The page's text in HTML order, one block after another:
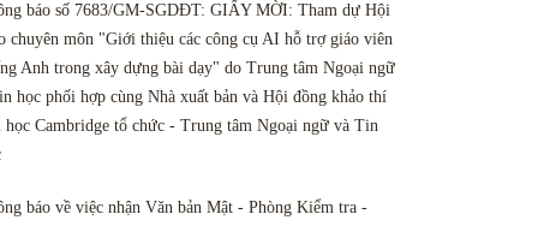
báo số 7683/GM-SGDĐT: GIẤY MỜI: Tham dự Hội
chuyên môn "Giới thiệu các công cụ AI hỗ trợ giáo viên
Anh trong xây dựng bài dạy" do Trung tâm Ngoại ngữ
học phối hợp cùng Nhà xuất bản và Hội đồng khảo thí
Cambridge tổ chức - Trung tâm Ngoại ngữ và Tin
báo về việc nhận Văn bản Mật - Phòng Kiểm tra -